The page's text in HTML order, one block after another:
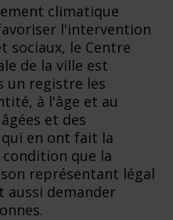
climatique
l'intervention
sociaux, le Centre
de la ville est
un registre les
à l'âge et au
et des
en ont fait la
condition que la
représentant légal
aussi demander